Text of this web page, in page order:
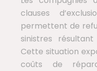
clauses
permettent de
sinistres
Cette situation
coûts de